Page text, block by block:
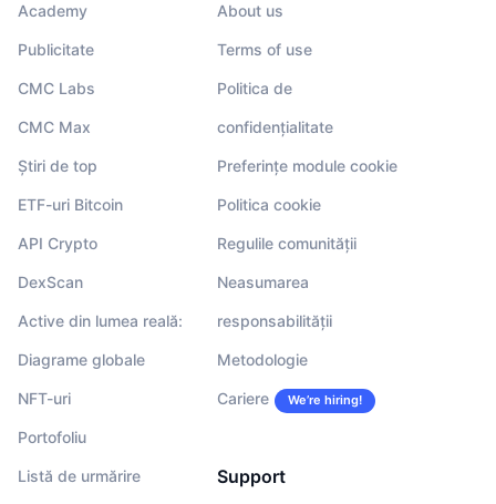
Academy
Publicitate
CMC Labs
CMC Max
Știri de top
ETF-uri Bitcoin
API Crypto
DexScan
Active din lumea reală:
Diagrame globale
NFT-uri
Portofoliu
Listă de urmărire
About us
Terms of use
Politica de
confidențialitate
Preferințe module cookie
Politica cookie
Regulile comunității
Neasumarea
responsabilității
Metodologie
Cariere We’re hiring!
Support